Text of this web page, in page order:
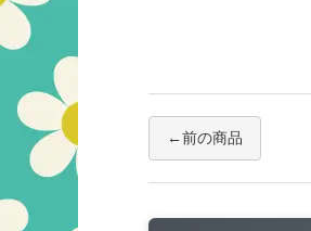
前の商品